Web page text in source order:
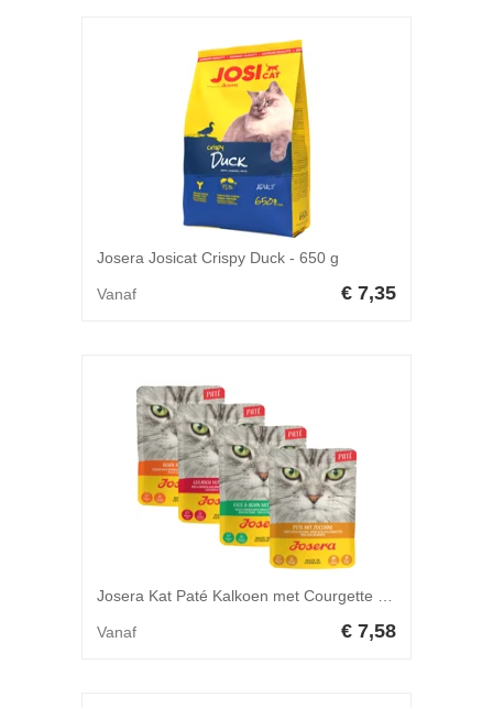
Josera Josicat Crispy Duck - 650 g
Vanaf € 7,35
Vanaf € 7,58